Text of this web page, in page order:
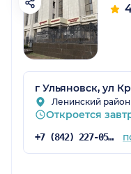
г Ульяновск, ул
Ленинский район
Откроется
+7 (842) 227-05-05